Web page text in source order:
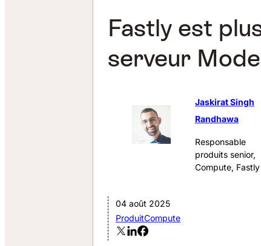
Fastly est
serveur
Jaskirat Singh
Randhawa
Responsable
produits senior,
Compute, Fastly
04 août 2025
ProduitCompute